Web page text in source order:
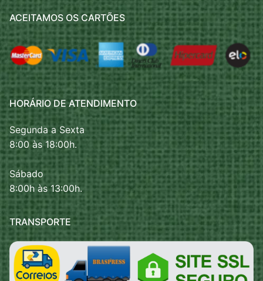
ACEITAMOS OS CARTÕES
HORÁRIO DE ATENDIMENTO
Segunda a Sexta
8:00 às 18:00h.
Sábado
8:00h às 13:00h.
TRANSPORTE